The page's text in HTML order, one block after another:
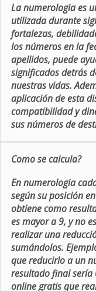
La numerologia es
utilizada durante
fortalezas,
los números en la
apellidos, puede
significados detrás
nuestras vidas.
aplicación de esta
compatibilidad y
sus números de
Como se calcula?
En numerologia
según su posición
obtiene como
es mayor a 9, y no
realizar una
sumándolos.
que reducirlo a un
resultado final sería
online gratis que